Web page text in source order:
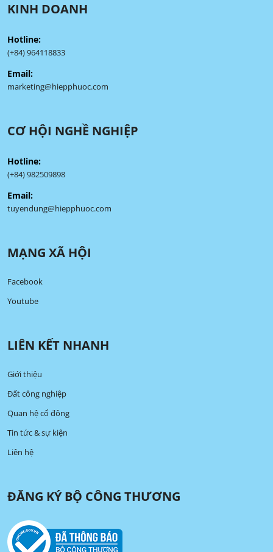
KINH DOANH
Hotline:
(+84) 964118833
Email:
marketing@hiepphuoc.com
CƠ HỘI NGHỀ NGHIỆP
Hotline:
(+84) 982509898
Email:
tuyendung@hiepphuoc.com
MẠNG XÃ HỘI
Facebook
Youtube
LIÊN KẾT NHANH
Giới thiệu
Đất công nghiệp
Quan hệ cổ đông
Tin tức & sự kiện
Liên hệ
ĐĂNG KÝ BỘ CÔNG THƯƠNG